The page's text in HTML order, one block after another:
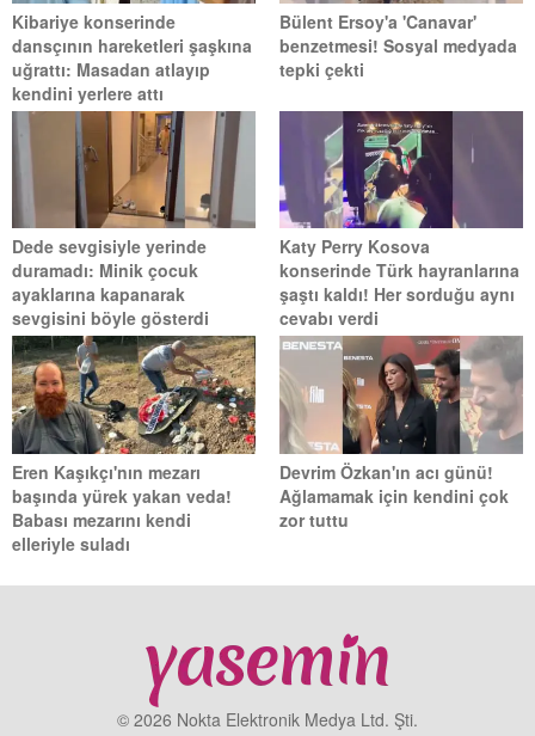
Kibariye konserinde
dansçının hareketleri şaşkına
uğrattı: Masadan atlayıp
kendini yerlere attı
Bülent Ersoy'a 'Canavar'
benzetmesi! Sosyal medyada
tepki çekti
Dede sevgisiyle yerinde
duramadı: Minik çocuk
ayaklarına kapanarak
sevgisini böyle gösterdi
Katy Perry Kosova
konserinde Türk hayranlarına
şaştı kaldı! Her sorduğu aynı
cevabı verdi
Eren Kaşıkçı'nın mezarı
başında yürek yakan veda!
Babası mezarını kendi
elleriyle suladı
Devrim Özkan'ın acı günü!
Ağlamamak için kendini çok
zor tuttu
© 2026 Nokta Elektronik Medya Ltd. Şti.